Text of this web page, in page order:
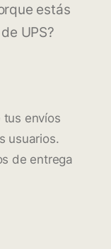
estás
UPS?
tus envíos
usuarios.
de entrega